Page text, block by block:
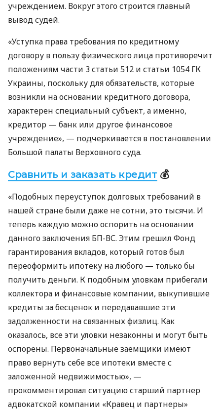
учреждением. Вокруг этого строится главный
вывод судей.
«Уступка права требования по кредитному
договору в пользу физического лица противоречит
положениям части 3 статьи 512 и статьи 1054 ГК
Украины, поскольку для обязательств, которые
возникли на основании кредитного договора,
характерен специальный субъект, а именно,
кредитор — банк или другое финансовое
учреждение», — подчеркивается в постановлении
Большой палаты Верховного суда.
Сравнить и заказать кредит 💰
«Подобных переуступок долговых требований в
нашей стране были даже не сотни, это тысячи. И
теперь каждую можно оспорить на основании
данного заключения БП-ВС. Этим грешил Фонд
гарантирования вкладов, который готов был
переоформить ипотеку на любого — только бы
получить деньги. К подобным уловкам прибегали
коллектора и финансовые компании, выкупившие
кредиты за бесценок и передававшие эти
задолженности на связанных физлиц. Как
оказалось, все эти уловки незаконны и могут быть
оспорены. Первоначальные заемщики имеют
право вернуть себе все ипотеки вместе с
заложенной недвижимостью», —
прокомментировал ситуацию старший партнер
адвокатской компании «Кравец и партнеры»